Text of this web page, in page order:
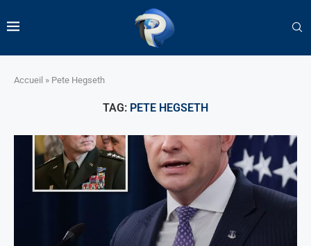
Accueil » Pete Hegseth
TAG: PETE HEGSETH